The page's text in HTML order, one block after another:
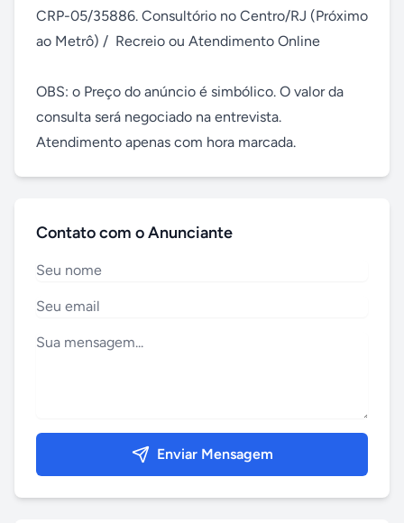
CRP-05/35886. Consultório no Centro/RJ (Próximo
ao Metrô) /  Recreio ou Atendimento Online
OBS: o Preço do anúncio é simbólico. O valor da
consulta será negociado na entrevista.
Atendimento apenas com hora marcada.
Contato com o Anunciante
Enviar Mensagem